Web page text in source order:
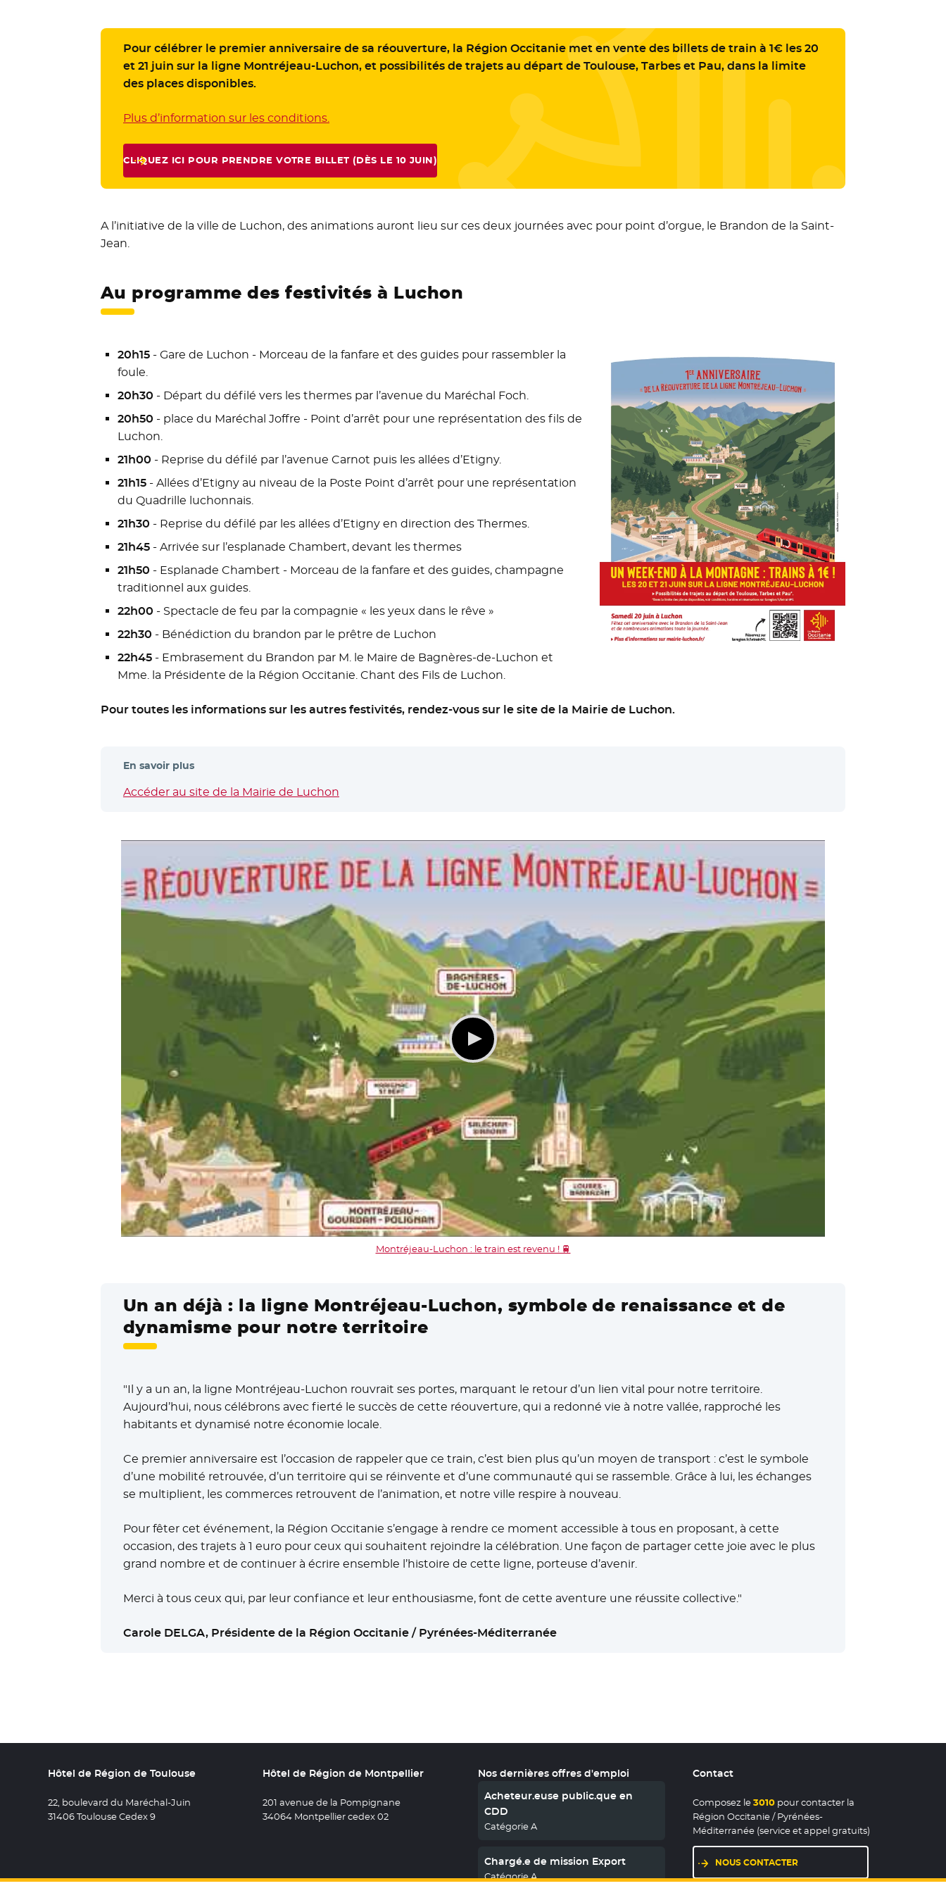
Pour célébrer le premier anniversaire de sa réouverture, la Région Occitanie met en vente des billets de train à 1€ les 20
et 21 juin sur la ligne Montréjeau-Luchon, et possibilités de trajets au départ de Toulouse, Tarbes et Pau, dans la limite
des places disponibles.
Plus d’information sur les conditions.- Nouvelle fenêtre
CLIQUEZ ICI POUR PRENDRE VOTRE BILLET (DÈS LE 10 JUIN)
- NOUVELLE FENÊTRE
A l’initiative de la ville de Luchon, des animations auront lieu sur ces deux journées avec pour point d’orgue, le Brandon de la Saint-
Jean.
Au programme des festivités à Luchon
20h15- Gare de Luchon - Morceau de la fanfare et des guides pour rassembler la
foule.
20h30 - Départ du défilé vers les thermes par l’avenue du Maréchal Foch.
20h50 - place du Maréchal Joffre - Point d’arrêt pour une représentation des fils de
Luchon.
21h00 - Reprise du défilé par l’avenue Carnot puis les allées d’Etigny.
21h15 - Allées d’Etigny au niveau de la Poste Point d’arrêt pour une représentation
du Quadrille luchonnais.
21h30 - Reprise du défilé par les allées d’Etigny en direction des Thermes.
21h45- Arrivée sur l’esplanade Chambert, devant les thermes
21h50 - Esplanade Chambert - Morceau de la fanfare et des guides, champagne
traditionnel aux guides.
22h00 - Spectacle de feu par la compagnie « les yeux dans le rêve »
22h30 - Bénédiction du brandon par le prêtre de Luchon
22h45- Embrasement du Brandon par M. le Maire de Bagnères-de-Luchon et
Mme. la Présidente de la Région Occitanie. Chant des Fils de Luchon.
Pour toutes les informations sur les autres festivités, rendez-vous sur le site de la Mairie de Luchon.
En savoir plus
Accéder au site de la Mairie de Luchon
Montréjeau-Luchon : le train est revenu ! 🚆
Un an déjà : la ligne Montréjeau-Luchon, symbole de renaissance et de
dynamisme pour notre territoire
"Il y a un an, la ligne Montréjeau-Luchon rouvrait ses portes, marquant le retour d’un lien vital pour notre territoire.
Aujourd’hui, nous célébrons avec fierté le succès de cette réouverture, qui a redonné vie à notre vallée, rapproché les
habitants et dynamisé notre économie locale.
Ce premier anniversaire est l’occasion de rappeler que ce train, c’est bien plus qu’un moyen de transport : c’est le symbole
d’une mobilité retrouvée, d’un territoire qui se réinvente et d’une communauté qui se rassemble. Grâce à lui, les échanges
se multiplient, les commerces retrouvent de l’animation, et notre ville respire à nouveau.
Pour fêter cet événement, la Région Occitanie s’engage à rendre ce moment accessible à tous en proposant, à cette
occasion, des trajets à 1 euro pour ceux qui souhaitent rejoindre la célébration. Une façon de partager cette joie avec le plus
grand nombre et de continuer à écrire ensemble l’histoire de cette ligne, porteuse d’avenir.
Merci à tous ceux qui, par leur confiance et leur enthousiasme, font de cette aventure une réussite collective."
Carole DELGA, Présidente de la Région Occitanie / Pyrénées-Méditerranée
Hôtel de Région de Toulouse
22, boulevard du Maréchal-Juin
31406 Toulouse Cedex 9
Hôtel de Région de Montpellier
201 avenue de la Pompignane
34064 Montpellier cedex 02
Nos dernières offres d'emploi
Acheteur.euse public.que en
CDD
Catégorie A
Chargé.e de mission Export
Catégorie A
Contact
Composez le3010pour contacter la
Région Occitanie / Pyrénées-
Méditerranée (service et appel gratuits)
NOUS CONTACTER